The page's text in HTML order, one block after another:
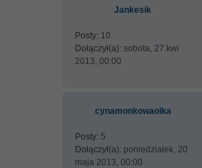
Jankesik
Posty: 10
Dołączył(a): sobota, 27 kwi
2013, 00:00
cynamonkowaolka
Posty: 5
Dołączył(a): poniedziałek, 20
maja 2013, 00:00